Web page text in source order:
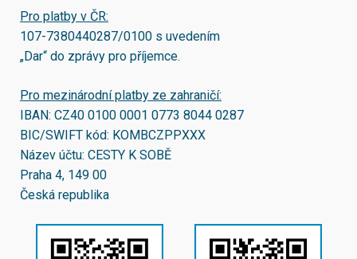
Pro platby v ČR:
107-7380440287/0100 s uvedením
„Dar“ do zprávy pro příjemce.
Pro mezinárodní platby ze zahraničí:
IBAN: CZ40 0100 0001 0773 8044 0287
BIC/SWIFT kód: KOMBCZPPXXX
Název účtu: CESTY K SOBĚ
Praha 4, 149 00
Česká republika